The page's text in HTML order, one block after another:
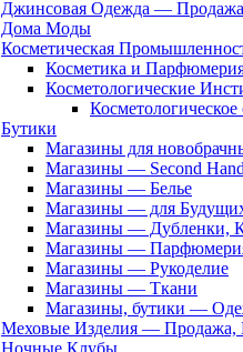
Джинсовая Одежда — Продажа
Дома Моды
Косметическая
Косметика и
Косметологические
Бутики
Магазины для
Магазины — Second Hand
Магазины — Белье
Магазины — для
Магазины — Дубленки,
Магазины —
Магазины — Рукоделие
Магазины — Ткани
Магазины, бутики —
Меховые Изделия — Продажа,
Ночные Клубы